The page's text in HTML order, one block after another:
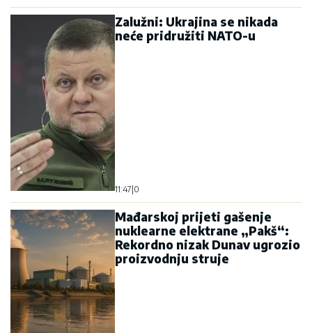
Zalužni: Ukrajina se nikada
neće pridružiti NATO-u
11:47|0
Mađarskoj prijeti gašenje
nuklearne elektrane „Pakš“:
Rekordno nizak Dunav ugrozio
proizvodnju struje